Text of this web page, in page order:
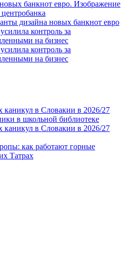
дизайна новых банкнот евро
контроль за
на бизнес
контроль за
на бизнес
каникул в Словакии в 2026/27
каникул в Словакии в 2026/27
как работают горные
Татрах